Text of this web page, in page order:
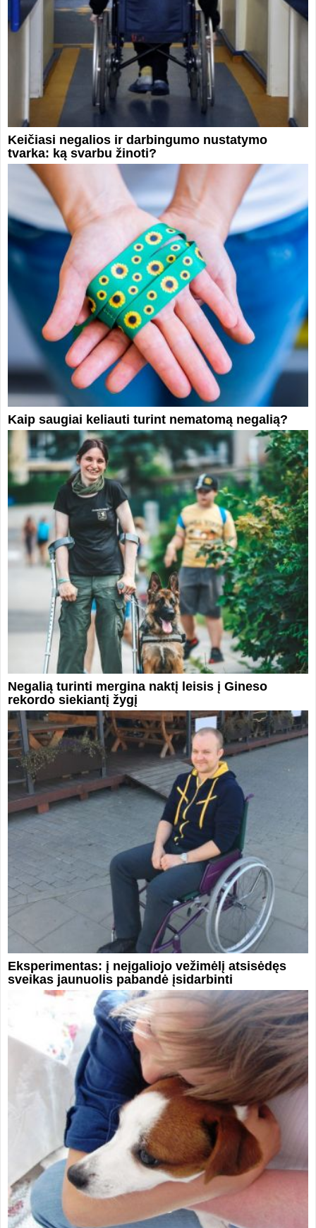
Keičiasi negalios ir darbingumo nustatymo
tvarka: ką svarbu žinoti?
Kaip saugiai keliauti turint nematomą negalią?
Negalią turinti mergina naktį leisis į Gineso
rekordo siekiantį žygį
Eksperimentas: į neįgaliojo vežimėlį atsisėdęs
sveikas jaunuolis pabandė įsidarbinti